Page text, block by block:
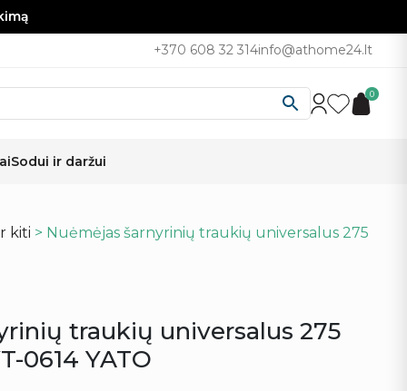
+370 608 32 314info@athome24.lt
0
Sodui ir daržui
kiti > Nuėmėjas šarnyrinių traukių universalus 275
traukių universalus 275
0614 YATO